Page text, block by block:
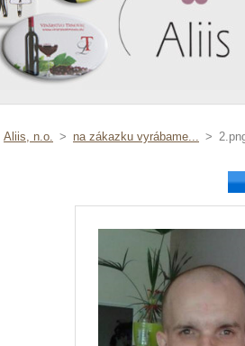
Aliis, n.o. > na zákazku vyrábame... >